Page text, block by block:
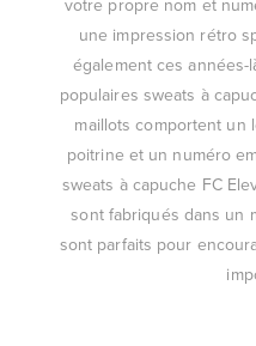
votre propre nom et
une impression rétro
également ces
populaires sweats à
maillots comportent un
poitrine et un numéro
sweats à capuche FC
sont fabriqués dans un
sont parfaits pour